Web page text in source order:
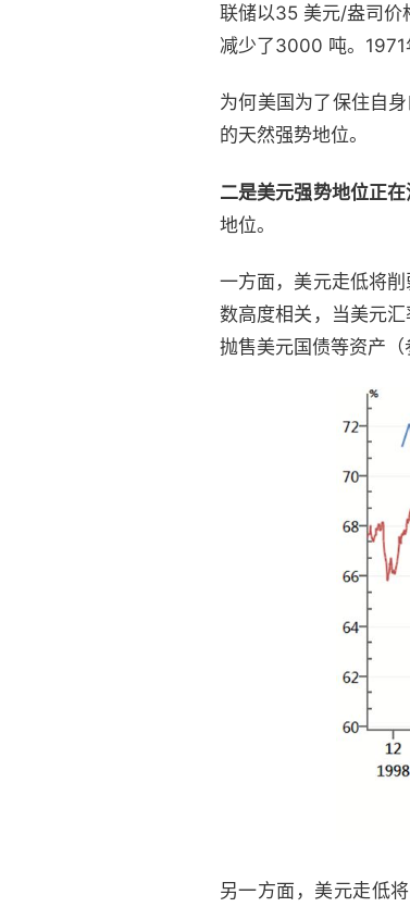
联储以35 美元/盎司价
减少了3000 吨。1971
为何美国为了保住自
的天然强势地位。
二是美元强势地位正在
地位。
一方面，美元走低将
数高度相关，当美元
抛售美元国债等资产（
另一方面，美元走低